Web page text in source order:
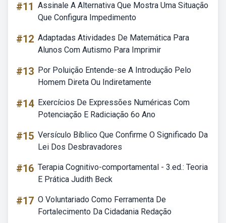
#11 Assinale A Alternativa Que Mostra Uma Situação
Que Configura Impedimento
#12 Adaptadas Atividades De Matemática Para
Alunos Com Autismo Para Imprimir
#13 Por Poluição Entende-se A Introdução Pelo
Homem Direta Ou Indiretamente
#14 Exercícios De Expressões Numéricas Com
Potenciação E Radiciação 6o Ano
#15 Versículo Bíblico Que Confirme O Significado Da
Lei Dos Desbravadores
#16 Terapia Cognitivo-comportamental - 3.ed.: Teoria
E Prática Judith Beck
#17 O Voluntariado Como Ferramenta De
Fortalecimento Da Cidadania Redação